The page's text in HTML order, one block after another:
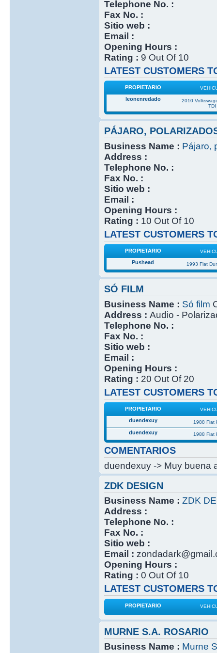
Telephone No. :
Fax No. :
Sitio web :
Email :
Opening Hours :
Rating : 9 Out Of 10
LATEST CUSTOMERS
PROPIETARIO
leonenredado
2010
TDI
PÁJARO,
Business Name : Pájaro,
Address :
Telephone No. :
Fax No. :
Sitio web :
Email :
Opening Hours :
Rating : 10 Out Of 10
LATEST CUSTOMERS
PROPIETARIO
Pushead 1993 Fiat
SÓ FILM
Business Name : Só film
Address : Audio -
Telephone No. :
Fax No. :
Sitio web :
Email :
Opening Hours :
Rating : 20 Out Of 20
LATEST CUSTOMERS
PROPIETARIO
duendexuy 1988 Fiat
duendexuy 1988 Fiat
COMENTARIOS
duendexuy -> Muy buena
ZDK DESIGN
Business Name : ZDK
Address :
Telephone No. :
Fax No. :
Sitio web :
Email :
Opening Hours :
Rating : 0 Out Of 10
LATEST CUSTOMERS
PROPIETARIO
MURNE S.A. ROSARIO
Business Name : Murne